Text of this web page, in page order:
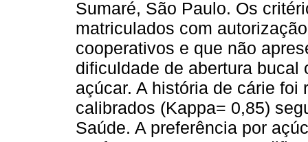
Sumaré, São Paulo. Os
matriculados com
cooperativos e que não
dificuldade de abertura bucal
açúcar. A história de cárie
calibrados (Kappa= 0,85)
Saúde. A preferência por